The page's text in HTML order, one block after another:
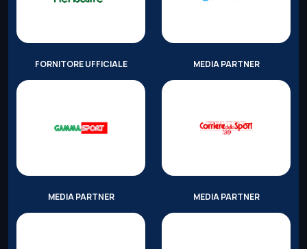
FORNITORE UFFICIALE MEDIA PARTNER
MEDIA PARTNER MEDIA PARTNER